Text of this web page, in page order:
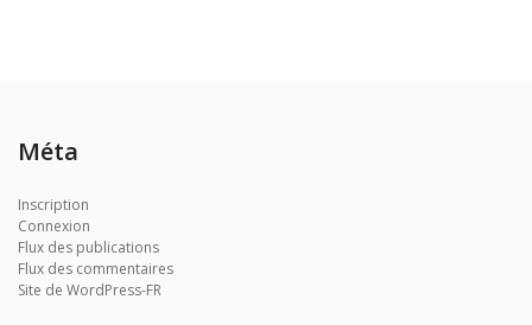
Méta
Inscription
Connexion
Flux des publications
Flux des commentaires
Site de WordPress-FR